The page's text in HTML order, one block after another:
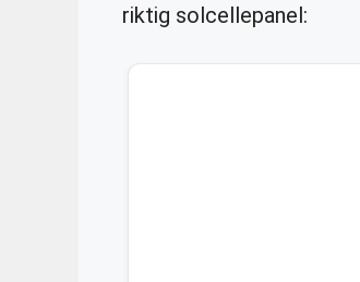
riktig solcellepanel: